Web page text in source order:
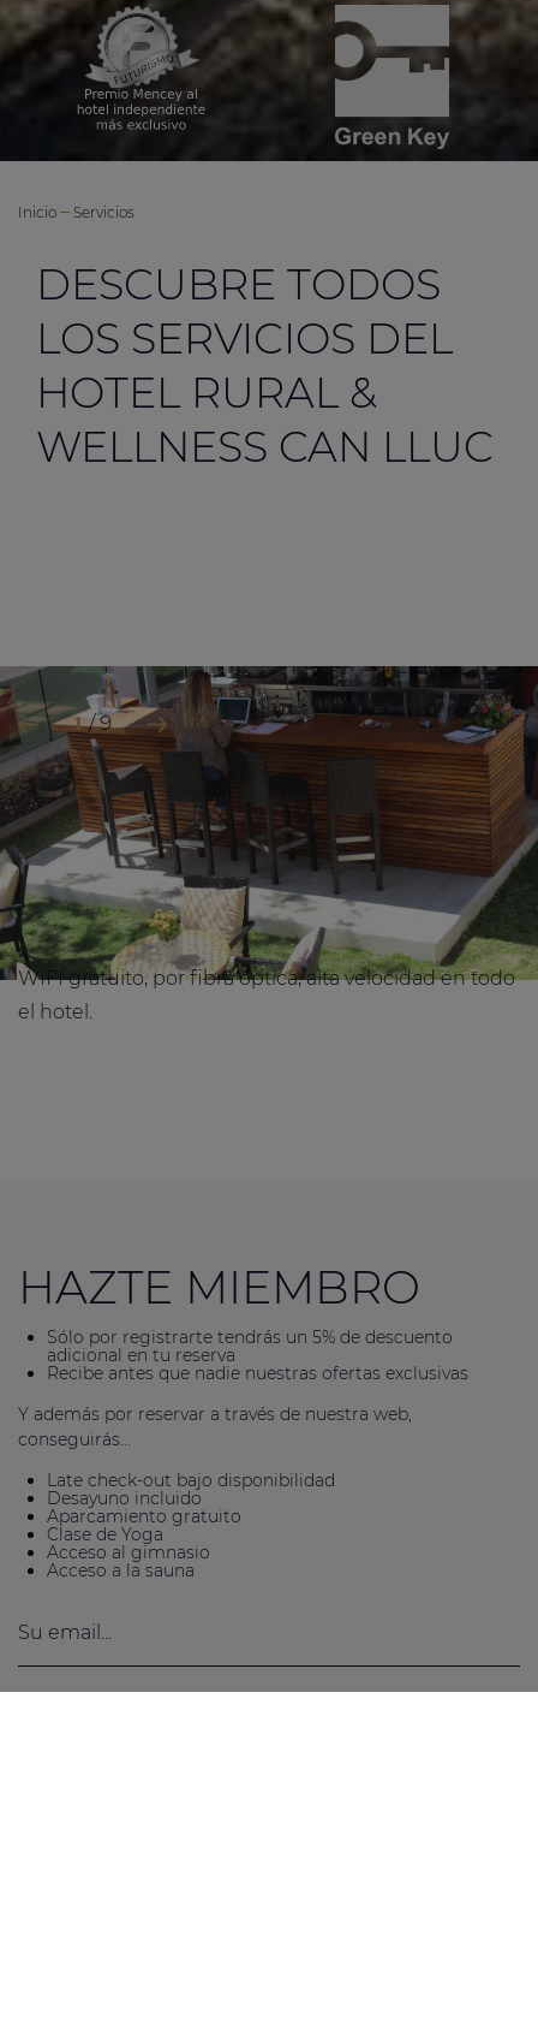
Inicio Servicios
DESCUBRE TODOS
LOS SERVICIOS DEL
HOTEL RURAL &
WELLNESS CAN LLUC
WIFI gratuito, por fibra óptica, alta velocidad en todo
el hotel.
1/ 9
HAZTE MIEMBRO
Sólo por registrarte tendrás un 5% de descuento
adicional en tu reserva
Recibe antes que nadie nuestras ofertas exclusivas
Y además por reservar a través de nuestra web,
conseguirás...
Late check-out bajo disponibilidad
Desayuno incluido
Aparcamiento gratuito
Clase de Yoga
Acceso al gimnasio
Acceso a la sauna